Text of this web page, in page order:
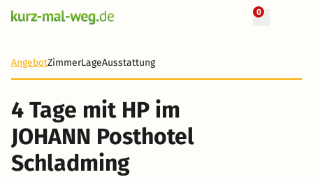
0+ 82 Fotos
AngebotZimmerLageAusstattung
4 Tage mit HP im
JOHANN Posthotel
Schladming